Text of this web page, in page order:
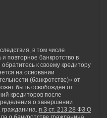
в том числе
повторное банкротство в
к своему кредитору
на основании
(банкротстве)» от
быть освобожден от
кредиторов после
о завершении
п.3 ст. 213.28 ФЗ О